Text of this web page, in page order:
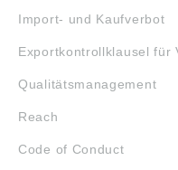
Import- und Kaufverbot
Exportkontrollklausel für
Qualitätsmanagement
Reach
Code of Conduct